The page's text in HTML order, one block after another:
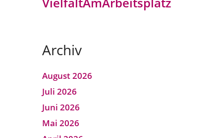
Archiv
August 2026
Juli 2026
Juni 2026
Mai 2026